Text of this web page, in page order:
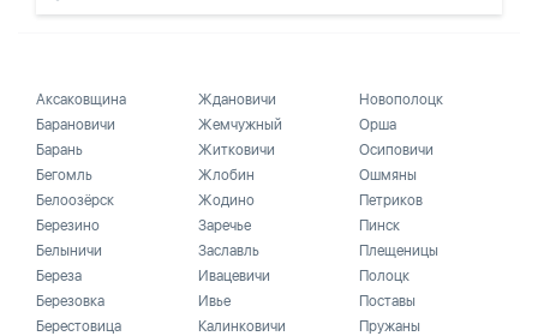
Аксаковщина
Барановичи
Барань
Бегомль
Белоозёрск
Березино
Белыничи
Береза
Березовка
Берестовица
Ждановичи
Жемчужный
Житковичи
Жлобин
Жодино
Заречье
Заславль
Ивацевичи
Ивье
Калинковичи
Новополоцк
Орша
Осиповичи
Ошмяны
Петриков
Пинск
Плещеницы
Полоцк
Поставы
Пружаны